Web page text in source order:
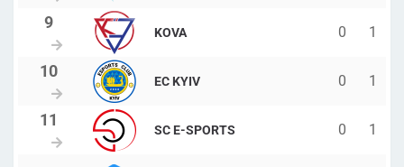
KOVA 0 1
EC KYIV 0 1
SC E-SPORTS 0 1